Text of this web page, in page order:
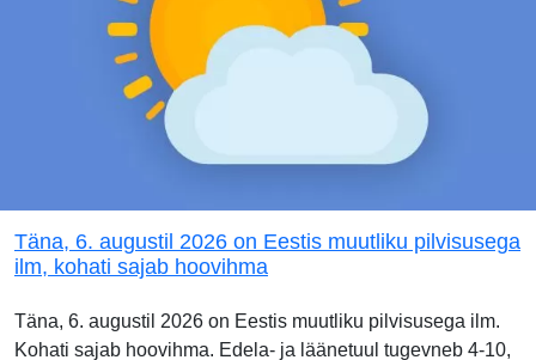
Täna, 6. augustil 2026 on Eestis muutliku pilvisusega
ilm, kohati sajab hoovihma
Täna, 6. augustil 2026 on Eestis muutliku pilvisusega ilm.
Kohati sajab hoovihma. Edela- ja läänetuul tugevneb 4-10,